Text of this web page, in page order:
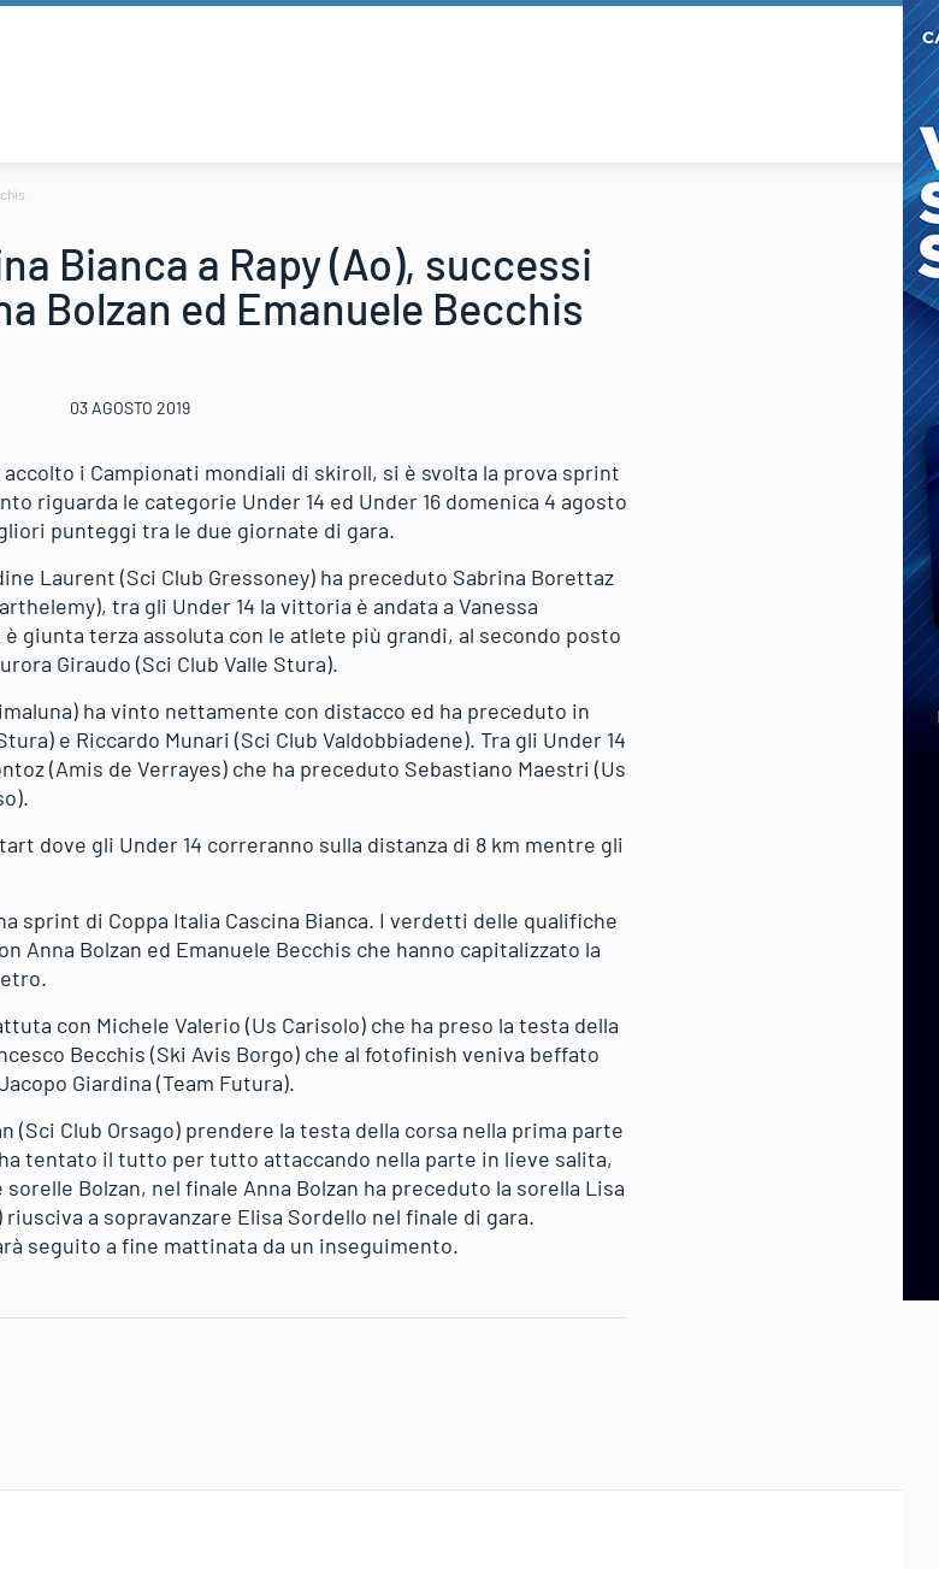
Bianca a Rapy (Ao), successi
Bolzan ed Emanuele Becchis
03 AGOSTO 2019
accolto i Campionati mondiali di skiroll, si è svolta la prova sprint
riguarda le categorie Under 14 ed Under 16 domenica 4 agosto
punteggi tra le due giornate di gara.
Laurent (Sci Club Gressoney) ha preceduto Sabrina Borettaz
tra gli Under 14 la vittoria è andata a Vanessa
giunta terza assoluta con le atlete più grandi, al secondo posto
Giraudo (Sci Club Valle Stura).
ha vinto nettamente con distacco ed ha preceduto in
e Riccardo Munari (Sci Club Valdobbiadene). Tra gli Under 14
(Amis de Verrayes) che ha preceduto Sebastiano Maestri (Us
dove gli Under 14 correranno sulla distanza di 8 km mentre gli
sprint di Coppa Italia Cascina Bianca. I verdetti delle qualifiche
Anna Bolzan ed Emanuele Becchis che hanno capitalizzato la
con Michele Valerio (Us Carisolo) che ha preso la testa della
Becchis (Ski Avis Borgo) che al fotofinish veniva beffato
Giardina (Team Futura).
(Sci Club Orsago) prendere la testa della corsa nella prima parte
tentato il tutto per tutto attaccando nella parte in lieve salita,
Bolzan, nel finale Anna Bolzan ha preceduto la sorella Lisa
a sopravanzare Elisa Sordello nel finale di gara.
seguito a fine mattinata da un inseguimento.